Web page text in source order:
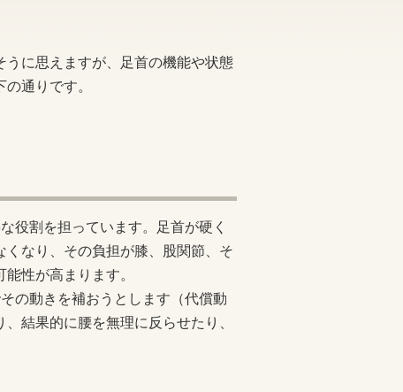
に思えますが、足首の機能や状態
通りです。
役割を担っています。足首が硬く
なり、その負担が膝、股関節、そ
性が高まります。
の動きを補おうとします（代償動
結果的に腰を無理に反らせたり、